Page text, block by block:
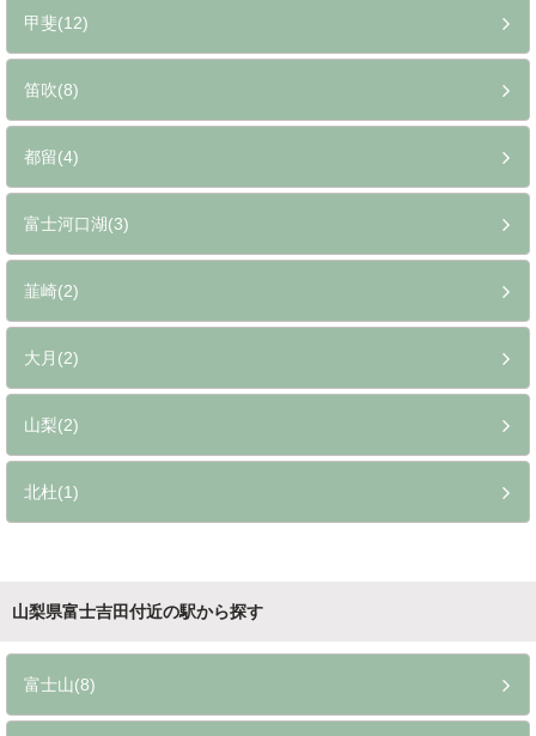
甲斐(12)
笛吹(8)
都留(4)
富士河口湖(3)
韮崎(2)
大月(2)
山梨(2)
北杜(1)
山梨県富士吉田付近の駅から探す
富士山(8)